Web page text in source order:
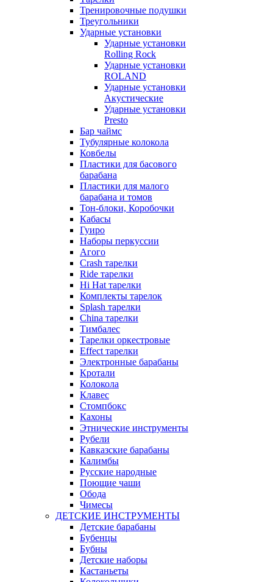
Тренировочные подушки
Треугольники
Ударные установки
Ударные установки
Rolling Rock
Ударные установки
ROLAND
Ударные установки
Акустические
Ударные установки
Presto
Бар чаймс
Тубулярные колокола
Ковбелы
Пластики для басового
барабана
Пластики для малого
барабана и томов
Тон-блоки, Коробочки
Кабасы
Гуиро
Наборы перкуссии
Агого
Crash тарелки
Ride тарелки
Hi Hat тарелки
Комплекты тарелок
Splash тарелки
China тарелки
Тимбалес
Тарелки оркестровые
Effect тарелки
Электронные барабаны
Кротали
Колокола
Клавес
Стомпбокс
Кахоны
Этнические инструменты
Рубели
Кавказские барабаны
Калимбы
Русские народные
Поющие чаши
Обода
Чимесы
ДЕТСКИЕ ИНСТРУМЕНТЫ
Детские барабаны
Бубенцы
Бубны
Детские наборы
Кастаньеты